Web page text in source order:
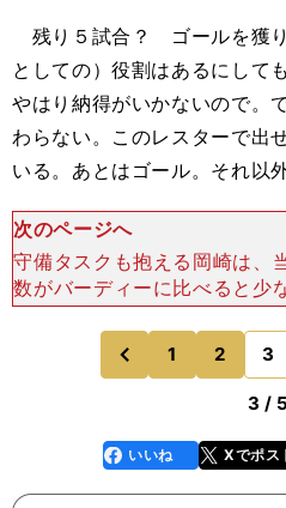
残り５試合？ ゴールを獲
としての）役割はあるにして
やはり納得がいかないので。
わらない。このレスターで出
いる。あとはゴール。それ以
次のページへ
守備タスクも抱える岡崎は、
数がバーディーに比べると少
１～３回。岡崎も常々そう語
発の重みが、普通のFWに比
る。 ここま
前
のページへ
1 2 3のページへ
3 / 5
faceboo
k
いいね Xでポス